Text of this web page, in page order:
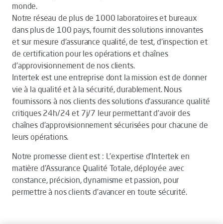
monde.
Notre réseau de plus de 1000 laboratoires et bureaux
dans plus de 100 pays, fournit des solutions innovantes
et sur mesure d'assurance qualité, de test, d'inspection et
de certification pour les opérations et chaînes
d'approvisionnement de nos clients.
Intertek est une entreprise dont la mission est de donner
vie à la qualité et à la sécurité, durablement. Nous
fournissons à nos clients des solutions d'assurance qualité
critiques 24h/24 et 7j/7 leur permettant d’avoir des
chaînes d'approvisionnement sécurisées pour chacune de
leurs opérations.
Notre promesse client est : L’expertise d’Intertek en
matière d’Assurance Qualité Totale, déployée avec
constance, précision, dynamisme et passion, pour
permettre à nos clients d’avancer en toute sécurité.